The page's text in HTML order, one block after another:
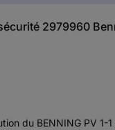
2979960
du BENNING PV